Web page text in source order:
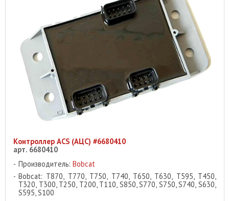
Контроллер ACS (АЦС) #6680410
арт. 6680410
Производитель: Bobcat
Bobcat: T870, T770, T750, T740, T650, T630, T595, T450,
T320, T300, T250, T200, T110, S850, S770, S750, S740, S630,
S595, S100